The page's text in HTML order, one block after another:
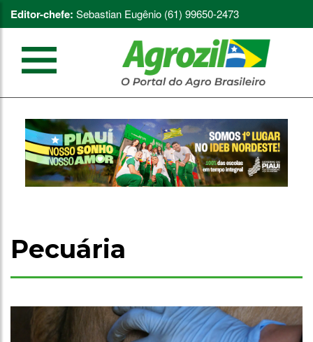
Editor-chefe: Sebastian Eugênio (61) 99650-2473
Pecuária